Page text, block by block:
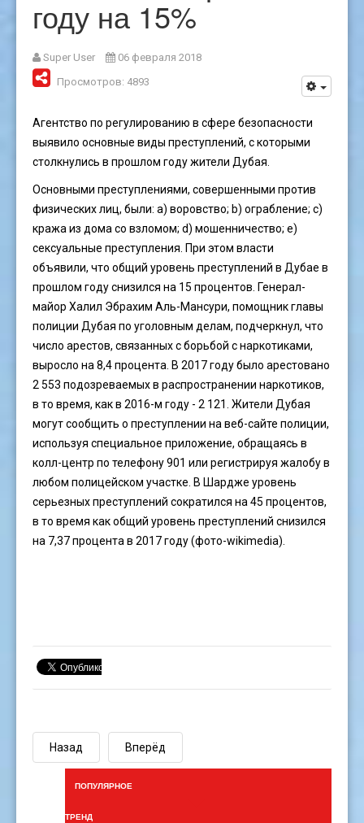
году на 15%
Super User
06 февраля 2018
Просмотров: 4893
Агентство по регулированию в сфере безопасности
выявило основные виды преступлений, с которыми
столкнулись в прошлом году жители Дубая.
Основными преступлениями, совершенными против
физических лиц, были: а) воровство; b) ограбление; c)
кража из дома со взломом; d) мошенничество; e)
сексуальные преступления. При этом власти
объявили, что общий уровень преступлений в Дубае в
прошлом году снизился на 15 процентов. Генерал-
майор Халил Эбрахим Аль-Мансури, помощник главы
полиции Дубая по уголовным делам, подчеркнул, что
число арестов, связанных с борьбой с наркотиками,
выросло на 8,4 процента. В 2017 году было арестовано
2 553 подозреваемых в распространении наркотиков,
в то время, как в 2016-м году - 2 121. Жители Дубая
могут сообщить о преступлении на веб-сайте полиции,
используя специальное приложение, обращаясь в
колл-центр по телефону 901 или регистрируя жалобу в
любом полицейском участке. В Шардже уровень
серьезных преступлений сократился на 45 процентов,
в то время как общий уровень преступлений снизился
на 7,37 процента в 2017 году (фото-wikimedia).
Назад Вперёд
ПОПУЛЯРНОЕ
ТРЕНД